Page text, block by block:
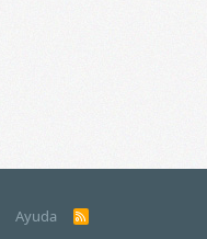
Ayuda
R